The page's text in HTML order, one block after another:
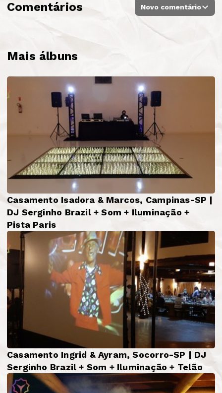
Mais álbuns
Casamento Isadora & Marcos, Campinas-SP |
DJ Serginho Brazil + Som + Iluminação +
Pista Paris
Casamento Ingrid & Ayram, Socorro-SP | DJ
Serginho Brazil + Som + Iluminação + Telão
Comentários Novo comentário